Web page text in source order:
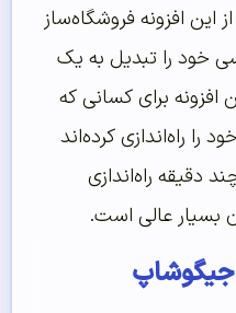
این افزونه فروشگاه‌ساز
خود را تبدیل به یک
افزونه برای کسانی که
راه‌اندازی کرده‌اند
راه‌اندازی
بسیار عالی است.
جیگوشاپ